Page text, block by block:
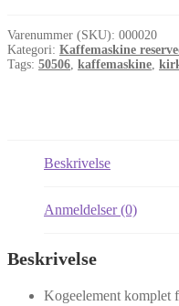
Varenummer (SKU): 000020
Kategori: Kaffemaskine
Tags: 50506 kaffemaskine
Beskrivelse
Anmeldelser (0)
Beskrivelse
Kogeelement